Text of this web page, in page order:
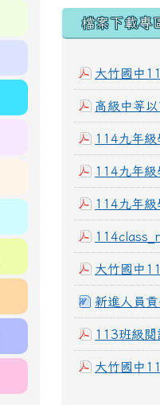
下中區
檔案下載專
大竹國中
高級中等
114九年
114九年
114九年
大竹國中
新進人員
113班級
大竹國中